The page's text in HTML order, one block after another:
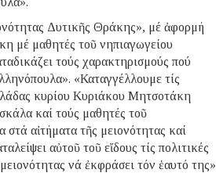
Δυτικῆς Θράκης», μέ ἀφορμή
μέ μαθητές τοῦ νηπιαγωγείου
τούς χαρακτηρισμούς πού
«Καταγγέλλουμε τίς
κυρίου Κυριάκου Μητσοτάκη
καί τούς μαθητές τοῦ
αἰτήματα τῆς μειονότητας καί
αὐτοῦ τοῦ εἴδους τίς πολιτικές
νά ἐκφράσει τόν ἑαυτό της»